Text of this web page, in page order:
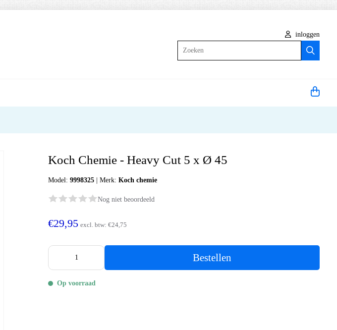
inloggen
Koch Chemie - Heavy Cut 5 x Ø 45
Model:9998325 |Merk:Koch chemie
Nog niet beoordeeld
€29,95 excl. btw:€24,75
Bestellen
Op voorraad